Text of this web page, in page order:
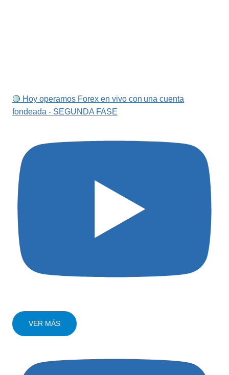
🔴 Hoy operamos Forex en vivo con una cuenta
fondeada - SEGUNDA FASE
VER MÁS